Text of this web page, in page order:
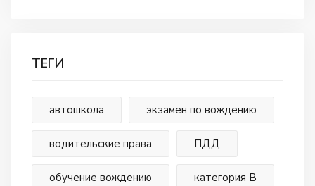
ТЕГИ
автошкола экзамен по вождению
водительские права ПДД
обучение вождению категория В